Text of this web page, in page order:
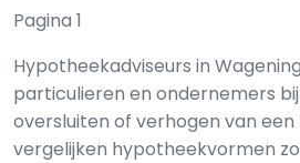
Pagina 1
Hypotheekadviseurs in
particulieren en ondernemers
oversluiten of verhogen van een
vergelijken hypotheekvormen